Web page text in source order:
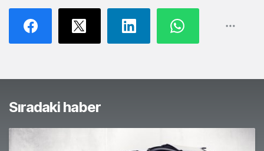
Sıradaki haber